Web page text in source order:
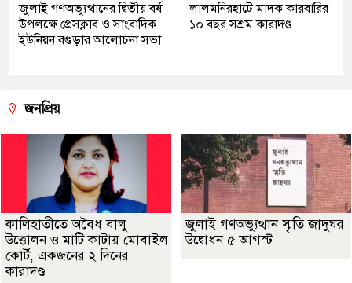
জুলাই গণঅভ্যুত্থানের দ্বিতীয় বর্ষ
উপলক্ষে প্রেসক্লাব ও সাংবাদিক
ইউনিয়ন বগুড়ার আলোচনা সভা
লালমনিরহাটে মাদক কারবারির
১০ বছর সশ্রম কারাদণ্ড
জনপ্রিয়
কালিহাতীতে অবৈধ বালু
উত্তোলন ও মাটি কাটায় মোবাইল
কোর্ট, একজনের ২ দিনের
কারাদণ্ড
জুলাই গণঅভ্যুত্থান স্মৃতি জাদুঘর
উদ্বোধন ৫ আগস্ট